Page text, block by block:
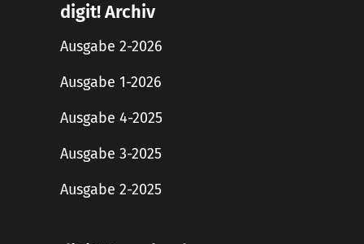
digit! Archiv
Ausgabe 2-2026
Ausgabe 1-2026
Ausgabe 4-2025
Ausgabe 3-2025
Ausgabe 2-2025